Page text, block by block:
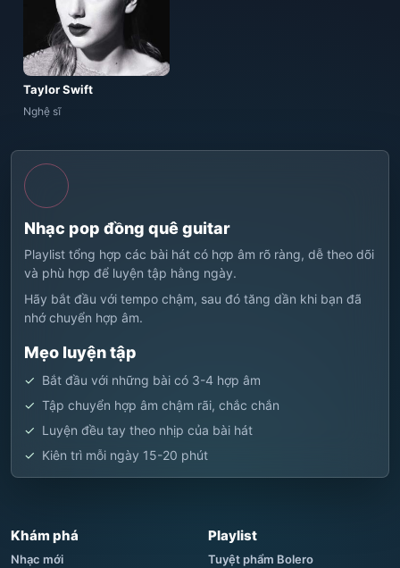
Taylor Swift
Nghệ sĩ
Nhạc pop đồng quê guitar
Playlist tổng hợp các bài hát có hợp âm rõ ràng, dễ theo dõi
và phù hợp để luyện tập hằng ngày.
Hãy bắt đầu với tempo chậm, sau đó tăng dần khi bạn đã
nhớ chuyển hợp âm.
Mẹo luyện tập
Bắt đầu với những bài có 3-4 hợp âm
Tập chuyển hợp âm chậm rãi, chắc chắn
Luyện đều tay theo nhịp của bài hát
Kiên trì mỗi ngày 15-20 phút
Khám phá
Nhạc mới
Playlist
Tuyệt phẩm Bolero